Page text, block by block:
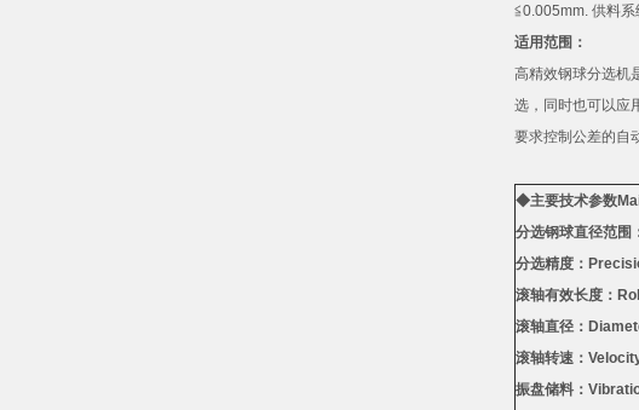
≦0.005mm 供料系
适用范围：
高精效钢球分选机
选，同时也可以应
要求控制公差的自
◆主要技术参数
分选钢球直径范围
分选精度：
滚轴有效长度：
滚轴直径：
滚轴转速：
振盘储料：